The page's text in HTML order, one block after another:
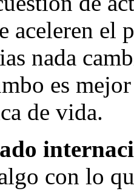
aceleren el
nada
es
de vida.
con lo